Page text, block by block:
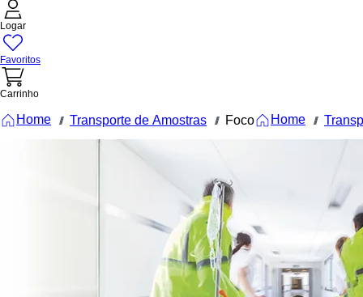
Logar
Favoritos
Carrinho
Home /// Transporte de Amostras /// Foco Home ///